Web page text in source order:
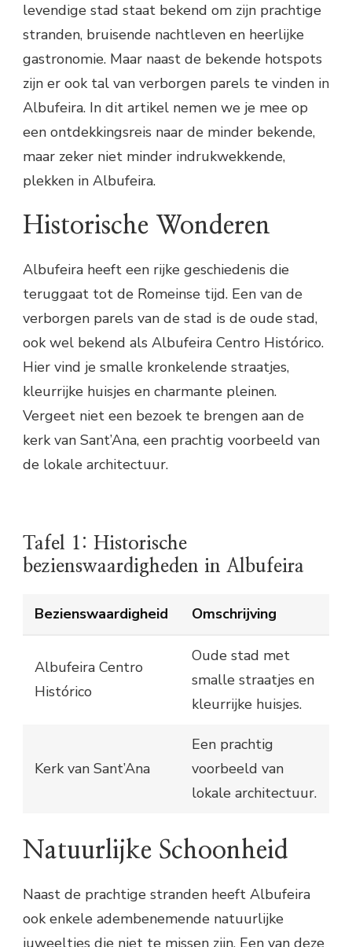
levendige stad staat bekend om zijn prachtige
stranden, bruisende nachtleven en heerlijke
gastronomie. Maar naast de bekende hotspots
zijn er ook tal van verborgen parels te vinden in
Albufeira. In dit artikel nemen we je mee op
een ontdekkingsreis naar de minder bekende,
maar zeker niet minder indrukwekkende,
plekken in Albufeira.
Historische Wonderen
Albufeira heeft een rijke geschiedenis die
teruggaat tot de Romeinse tijd. Een van de
verborgen parels van de stad is de oude stad,
ook wel bekend als Albufeira Centro Histórico.
Hier vind je smalle kronkelende straatjes,
kleurrijke huisjes en charmante pleinen.
Vergeet niet een bezoek te brengen aan de
kerk van Sant’Ana, een prachtig voorbeeld van
de lokale architectuur.
Tafel 1: Historische
bezienswaardigheden in Albufeira
Bezienswaardigheid Omschrijving
Albufeira Centro
Histórico
Oude stad met
smalle straatjes en
kleurrijke huisjes.
Kerk van Sant’Ana
Een prachtig
voorbeeld van
lokale architectuur.
Natuurlijke Schoonheid
Naast de prachtige stranden heeft Albufeira
ook enkele adembenemende natuurlijke
juweeltjes die niet te missen zijn. Een van deze